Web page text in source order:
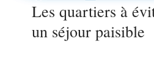
Les quartiers à
un séjour paisible